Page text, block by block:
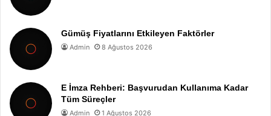
Gümüş Fiyatlarını Etkileyen Faktörler
Admin 8 Ağustos 2026
E İmza Rehberi: Başvurudan Kullanıma Kadar
Tüm Süreçler
Admin 1 Ağustos 2026